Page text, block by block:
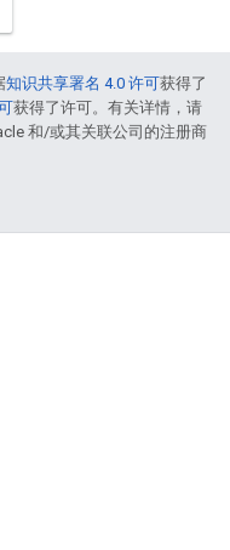
知识共享署名 4.0 许可获得了
获得了许可。有关详情，请
和/或其关联公司的注册商